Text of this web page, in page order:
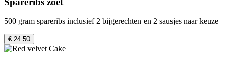
500 gram spareribs inclusief 2 bijgerechten en 2 sausjes naar keuze
€ 24.50